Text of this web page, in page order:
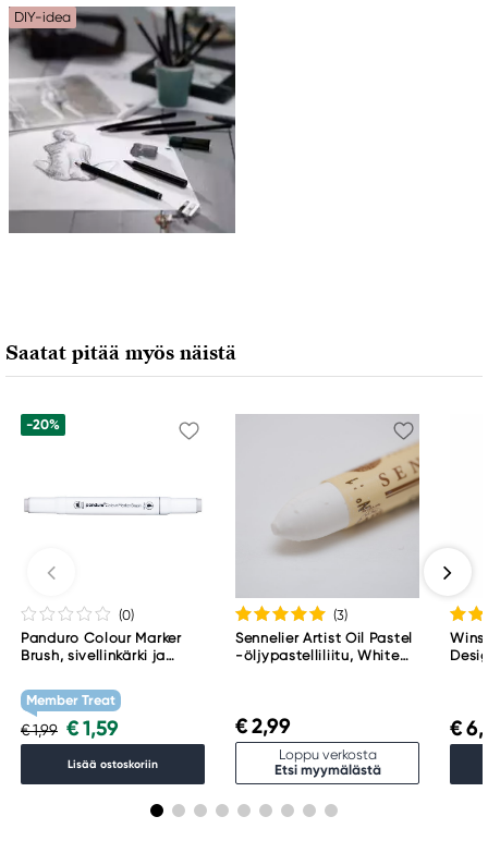
DIY-idea
Saatat pitää myös näistä
-20%
(0)
Panduro Colour Marker
Brush, sivellinkärki ja
WG1
Member Treat
€ 1,99 € 1,59
Lisää ostoskoriin
(3)
Sennelier Artist Oil Pastel
-öljypastelliliitu, White
€ 2,99
Loppu verkosta
Etsi myymälästä
€